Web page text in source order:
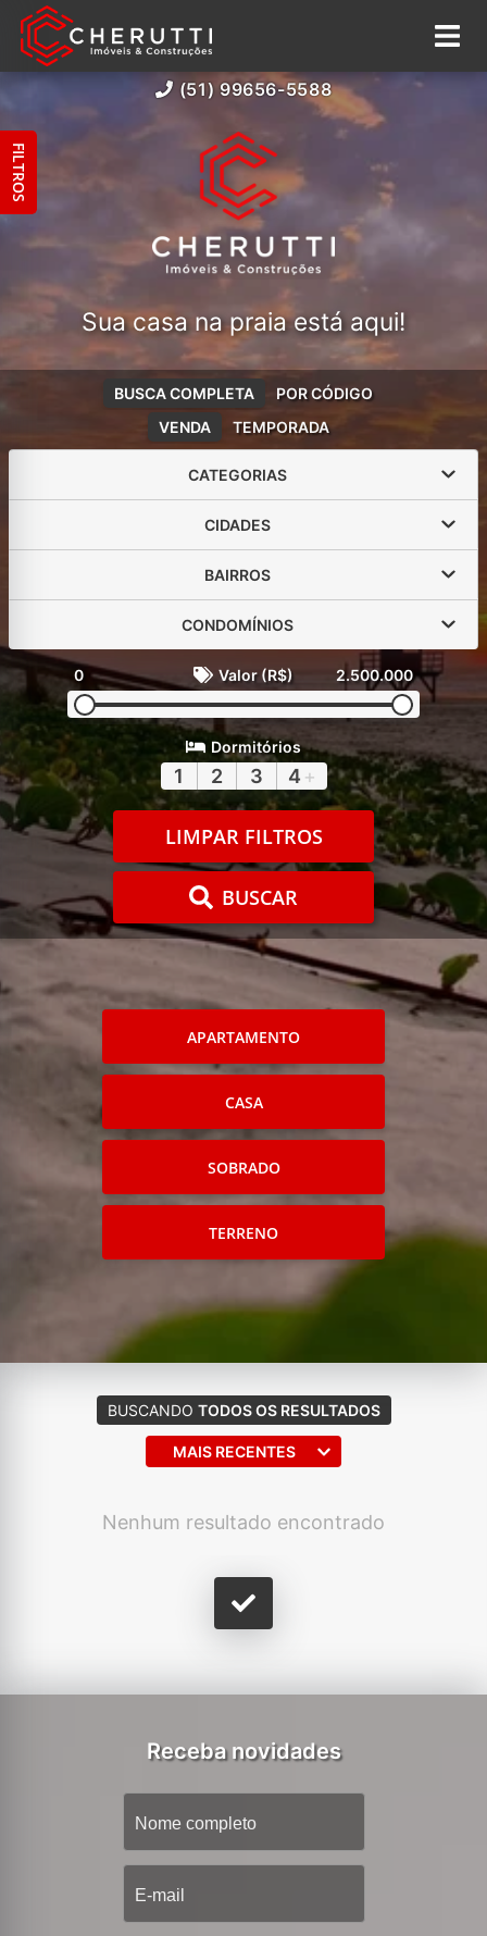
(51) 99656-5588
Sua casa na praia está aqui!
VENDA TEMPORADA
BUSCA COMPLETA POR CÓDIGO
CATEGORIAS
CIDADES
BAIRROS
CONDOMÍNIOS
0 Valor (R$) 2.500.000
Dormitórios
1 2 3 4 +
LIMPAR FILTROS
BUSCAR
APARTAMENTO
CASA
SOBRADO
TERRENO
FILTROS
BUSCANDO TODOS OS RESULTADOS
MAIS RECENTES
Nenhum resultado encontrado
Receba novidades